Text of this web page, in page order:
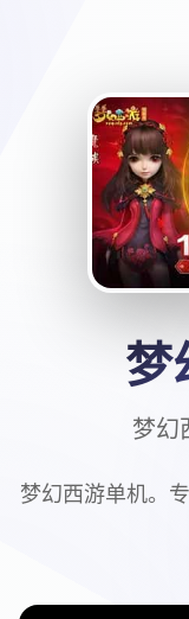
梦
梦幻
梦幻西游单机。